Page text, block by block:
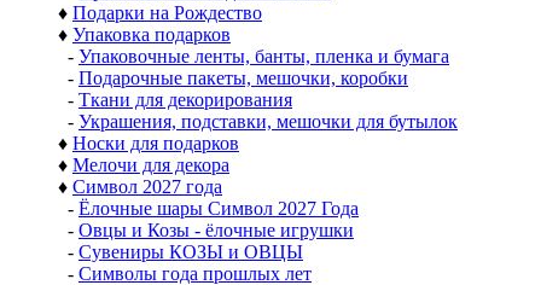
♦ Подарки на Рождество
♦ Упаковка подарков
- Упаковочные ленты, банты, пленка и бумага
- Подарочные пакеты, мешочки, коробки
- Ткани для декорирования
- Украшения, подставки, мешочки для бутылок
♦ Носки для подарков
♦ Мелочи для декора
♦ Символ 2027 года
- Ёлочные шары Символ 2027 Года
- Овцы и Козы - ёлочные игрушки
- Сувениры КОЗЫ и ОВЦЫ
- Символы года прошлых лет